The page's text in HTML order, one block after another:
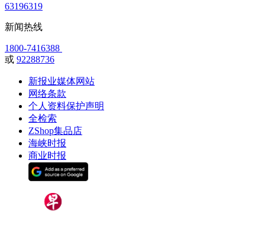
63196319
新闻热线
1800-7416388
或 92288736
新报业媒体网站
网络条款
个人资料保护声明
全检索
ZShop集品店
海峡时报
商业时报